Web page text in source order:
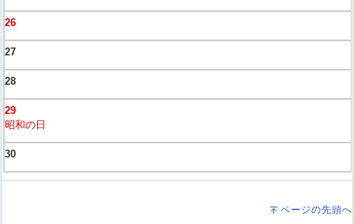
26
27
28
29
昭和の日
30
ページの先頭へ